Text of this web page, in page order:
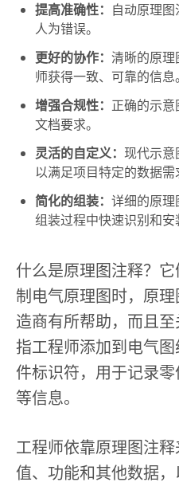
提高准确性： 自动原理
人为错误。
更好的协作： 清晰的原
师获得一致、可靠的信息。
增强合规性： 正确的示
文档要求。
灵活的自定义： 现代示意
以满足项目特定的数据需
简化的组装： 详细的原
组装过程中快速识别和安
什么是原理图注释？
制电气原理图时，原
造商有所帮助，而且
指工程师添加到电气
件标识符，用于记录
等信息。
工程师依靠原理图注
值、功能和其他数据